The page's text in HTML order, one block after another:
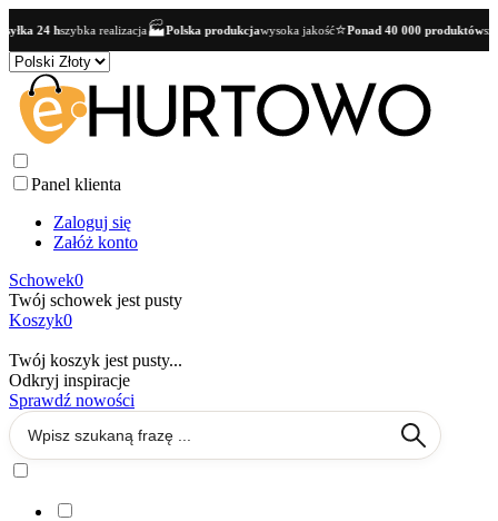
24 h szybka realizacja🏭Polska produkcjawysoka jakość⭐Ponad 40 000 produktów
Panel klienta
Zaloguj się
Załóż konto
Schowek0
Twój schowek jest pusty
Koszyk0
Twój koszyk jest pusty...
Odkryj inspiracje
Sprawdź nowości